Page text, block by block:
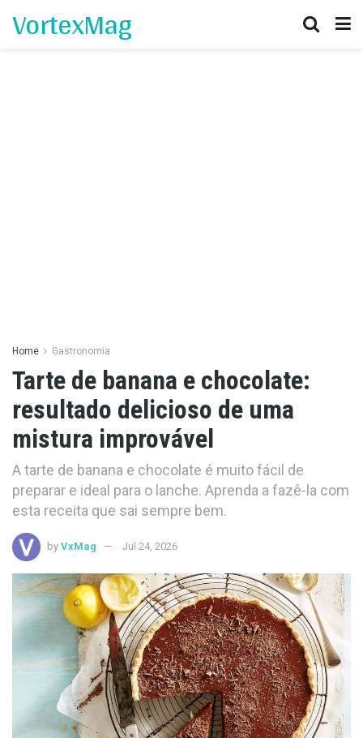
VortexMag
Home Gastronomia
Tarte de banana e chocolate:
resultado delicioso de uma
mistura improvável
A tarte de banana e chocolate é muito fácil de
preparar e ideal para o lanche. Aprenda a fazê-la com
esta receita que sai sempre bem.
by VxMag Jul 24, 2026